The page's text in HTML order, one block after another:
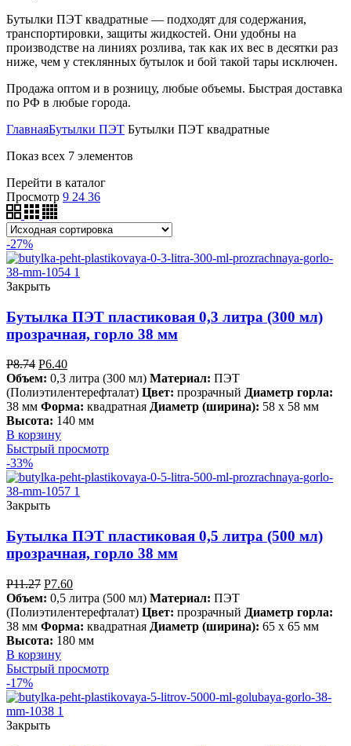
Бутылки ПЭТ квадратные — подходят для содержания,
транспортировки, защиты жидкостей. Они удобны на
производстве на линиях розлива, так как их вес в десятки раз
ниже, чем у стеклянных бутылок и бой такой тары исключен.
Продажа оптом и в розницу, любые объемы. Быстрая доставка
по РФ в любые города.
ГлавнаяБутылки ПЭТ Бутылки ПЭТ квадратные
Показ всех 7 элементов
Перейти в каталог
Просмотр 9 24 36
-27%
Закрыть
Бутылка ПЭТ пластиковая 0,3 литра (300 мл)
прозрачная, горло 38 мм
Р8.74 Р6.40
Объем: 0,3 литра (300 мл) Материал: ПЭТ
(Полиэтилентерефталат) Цвет: прозрачный Диаметр горла:
38 мм Форма: квадратная Диаметр (ширина): 58 х 58 мм
Высота: 140 мм
В корзину
Быстрый просмотр
-33%
Закрыть
Бутылка ПЭТ пластиковая 0,5 литра (500 мл)
прозрачная, горло 38 мм
Р11.27 Р7.60
Объем: 0,5 литра (500 мл) Материал: ПЭТ
(Полиэтилентерефталат) Цвет: прозрачный Диаметр горла:
38 мм Форма: квадратная Диаметр (ширина): 65 х 65 мм
Высота: 180 мм
В корзину
Быстрый просмотр
-17%
Закрыть